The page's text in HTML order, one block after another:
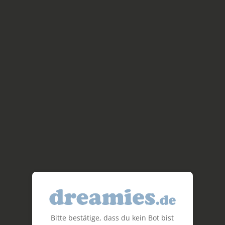
Bitte bestätige, dass du kein Bot bist